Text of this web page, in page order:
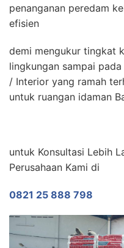
penanganan peredam
efisien
demi mengukur tingkat
lingkungan sampai
/ Interior yang ramah
untuk ruangan idaman
untuk Konsultasi Lebih
Perusahaan Kami di
0821 25 888 798